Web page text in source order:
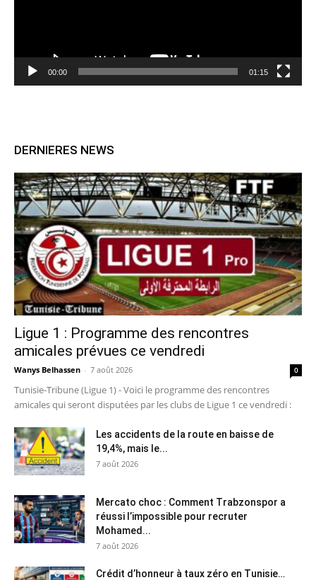
00:00 01:15
DERNIERES NEWS
Ligue 1 : Programme des rencontres
amicales prévues ce vendredi
Wanys Belhassen - 7 août 2026 0
Tunisie-Tribune (Ligue 1) - Voici le programme des rencontres
amicales qui seront disputées par les clubs de Ligue 1 ce vendredi :
Les accidents de la route en baisse de
19,4%, mais le...
7 août 2026
Mercato choc : Comment Trabzonspor a
réussi l’impossible pour recruter
Mohamed...
7 août 2026
Crédit d’honneur à taux zéro en Tunisie…